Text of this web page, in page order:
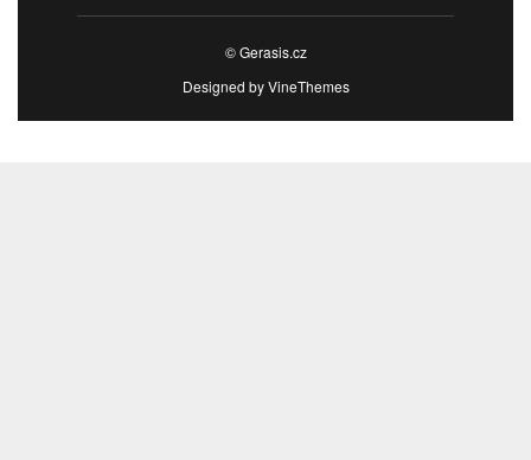
© Gerasis.cz
Designed byVineThemes